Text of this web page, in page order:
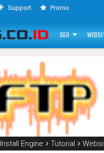
Support Promo
SEO
Install Engine Tutorial